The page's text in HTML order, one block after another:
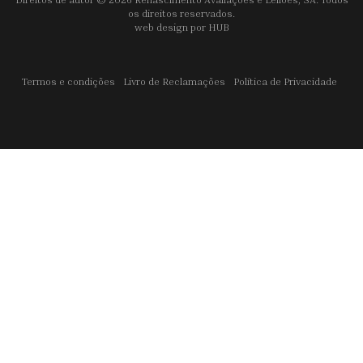
os direitos reservados.
web design por HUB
Termos e condições Livro de Reclamações Política de Privacidade